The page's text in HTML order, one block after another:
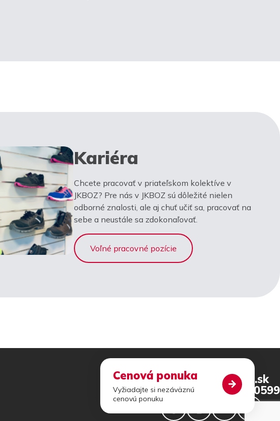
Cenová ponuka
Vyžiadajte si nezáväznú
cenovú ponuku
Kariéra
Chcete pracovať v priateľskom kolektíve v
JKBOZ? Pre nás v JKBOZ sú dôležité nielen
odborné znalosti, ale aj chuť učiť sa, pracovať na
sebe a neustále sa zdokonaľovať.
Voľné pracovné pozície
jkboz@jkboz.sk
+421 46 540 0599